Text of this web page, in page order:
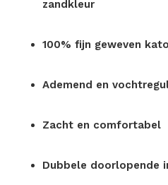
zandkleur
100% fijn geweven
Ademend en
Zacht en comfortabel
Dubbele doorlopende